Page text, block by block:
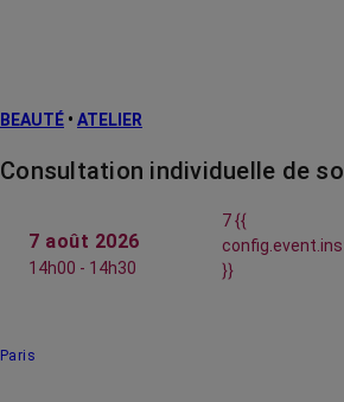
BEAUTÉ • ATELIER
Consultation individuelle de
7 août 2026
14h00 - 14h30
7 {{
}}
Paris